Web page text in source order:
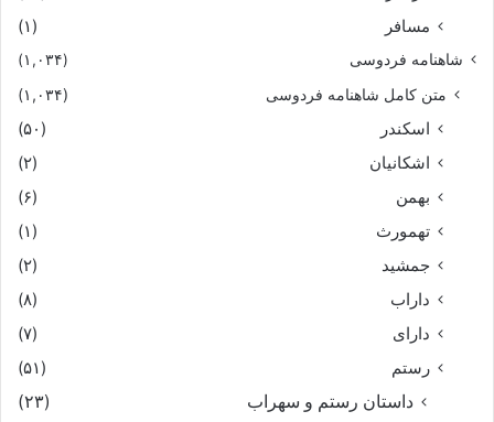
مسافر
(۱)
شاهنامه فردوسی (۱,۰۳۴)
متن کامل شاهنامه فردوسی (۱,۰۳۴)
اسکندر
(۵۰)
اشکانیان
(۲)
بهمن
(۶)
تهمورث
(۱)
جمشید
(۲)
داراب
(۸)
دارای
(۷)
رستم
(۵۱)
داستان رستم و سهراب
(۲۳)